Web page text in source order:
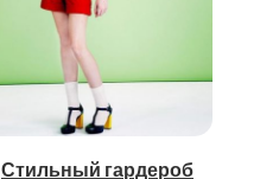
Стильный гардероб